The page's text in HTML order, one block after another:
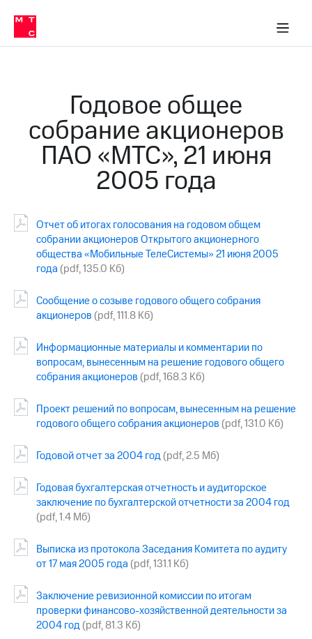
Медиа-центр
и акционерам
Устойчивое развитие
Комплаенс и деловая этика
компании
Карьера
в МТС
История
компании
Руководство
региона
информация
Контакты
Пресс-
релизы
о технологиях
Достижения
Финансовая
Новости
в
регионе
и акционерам
Корпоративное
Корпоративный
секретарь
Раскрытие
в МТС
Пресс-
релизы
МТС
о технологиях
Годовое общее
собрание акционеров
ПАО «МТС», 21 июня
2005 года
Отчет об итогах голосования на годовом общем
собрании акционеров Открытого акционерного
общества «Мобильные ТелеСистемы» 21 июня 2005
года (pdf, 135.0 Кб)
Сообщение о созыве годового общего собрания
акционеров (pdf, 111.8 Кб)
Информационные материалы и комментарии по
вопросам, вынесенным на решение годового общего
собрания акционеров (pdf, 168.3 Кб)
Проект решений по вопросам, вынесенным на решение
годового общего собрания акционеров (pdf, 131.0 Кб)
Годовой отчет за 2004 год(pdf, 2.5 Мб)
Годовая бухгалтерская отчетность и аудиторское
заключение по бухгалтерской отчетности за 2004 год
(pdf, 1.4 Мб)
Выписка из протокола Заседания Комитета по аудиту
от 17 мая 2005 года (pdf, 131.1 Кб)
Заключение ревизионной комиссии по итогам
проверки финансово-хозяйственной деятельности за
2004 год(pdf, 81.3 Кб)